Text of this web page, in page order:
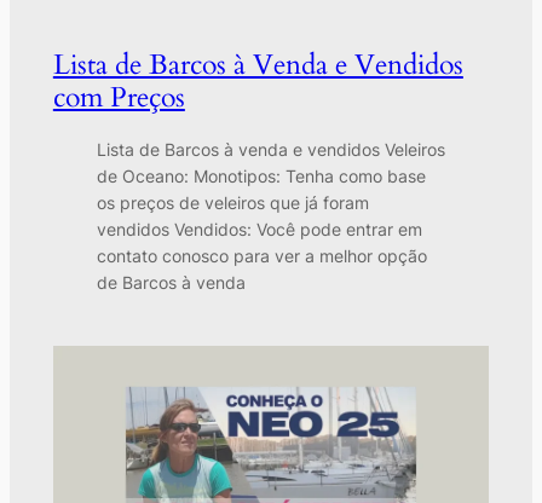
Lista de Barcos à Venda e Vendidos
com Preços
Lista de Barcos à venda e vendidos Veleiros
de Oceano: Monotipos: Tenha como base
os preços de veleiros que já foram
vendidos Vendidos: Você pode entrar em
contato conosco para ver a melhor opção
de Barcos à venda